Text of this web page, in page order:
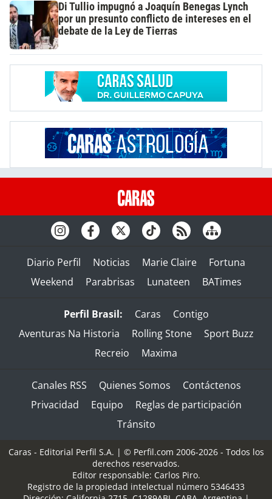
Di Tullio impugnó a Joaquín Benegas Lynch
por un presunto conflicto de intereses en el
debate de la Ley de Tierras
Diario Perfil Noticias Marie Claire
Fortuna
Weekend
Parabrisas Lunateen BATimes
Perfil Brasil: Caras
Contigo
Aventuras Na Historia
Rolling Stone
Sport Buzz
Recreio
Maxima
Canales RSS Quienes Somos
Contáctenos
Privacidad
Equipo
Reglas de participación
Tránsito
Caras - Editorial Perfil S.A. | © Perfil.com 2006-2026 - Todos los
derechos reservados.
Editor responsable: Carlos Piro.
Registro de la propiedad intelectual número 5346433